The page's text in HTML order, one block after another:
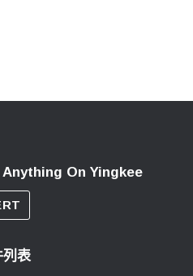
On Yingkee
列表